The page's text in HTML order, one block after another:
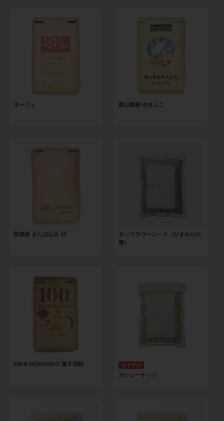
ネージュ 横山製粉 ゆきんこ
美瑛産 きたほなみ 1F
サンフラワーシード（ひまわりの
種）
100％ HOKKAIDO 菓子用粉
カシューナッツ